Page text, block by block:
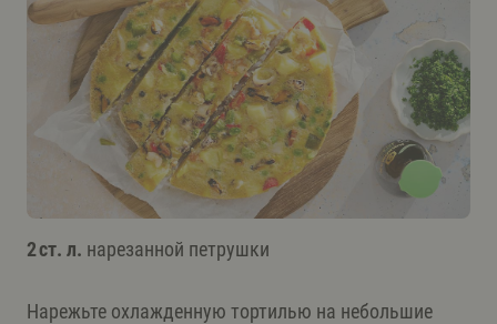
2 ст. л. нарезанной петрушки
Нарежьте охлажденную тортилью на небольшие